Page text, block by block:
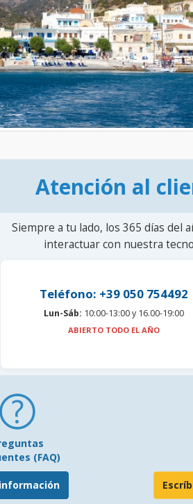
Atención al
Siempre a tu lado, los 365 días del
interactuar con nuestra
Teléfono: +39 050 754492
Lun-Sáb: 10:00-13:00 y 16.00-19:00
ABIERTO TODO EL AÑO
(FAQ)